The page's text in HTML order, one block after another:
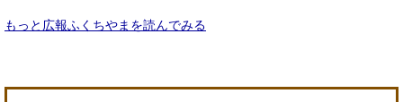
もっと広報ふくちやまを読んでみる